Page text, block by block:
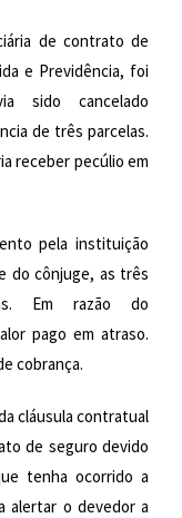
de contrato de
e Previdência, foi
sido cancelado
de três parcelas.
receber pecúlio em
pela instituição
do cônjuge, as três
Em razão do
pago em atraso.
cobrança.
cláusula contratual
de seguro devido
tenha ocorrido a
alertar o devedor a